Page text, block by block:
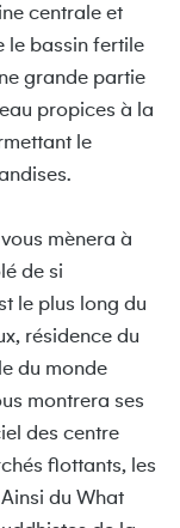
centrale et
le bassin fertile
grande partie
propices à la
le
vous mènera à
de si
le plus long du
résidence du
du monde
montrera ses
des centre
flottants, les
du What